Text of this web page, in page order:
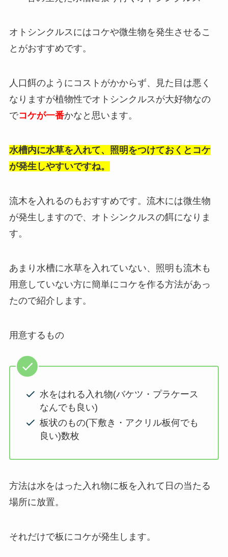
オトシンクルスにはコケや微生物を発生させるこ
とがおすすめです。
人口餌のようにコストがかからず、見た目は悪く
なりますが植物性でオトシンクルスが大好物なの
でコケが一番かなと思います。
水槽内に水草を入れて、照明をつけておくとコケ
が発生しやすいですね。
流木を入れるのもおすすめです。流木には微生物
が発生しますので、オトシンクルスの餌になりま
す。
あまり水槽に水草を入れていない、照明も流木も
用意していない方に簡単にコケを作る方法があっ
たので紹介します。
用意するもの
水をはれる入れ物(バケツ・プラケース
なんでも良い)
板状のもの(下敷き・アクリル板何でも
良い)数枚
方法は水をはった入れ物に板を入れて日の当たる
場所に放置。
それだけで板にコケが発生します。